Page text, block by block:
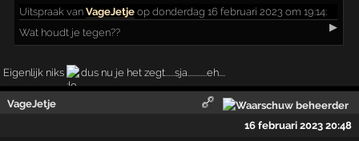
Uitspraak vanVageJetje op donderdag 16 februari 2023 om 19:14:
▶
Wat houdt je tegen??
Eigenlijk niks dus nu je het zegt......sja............eh....
VageJetje
16 februari 2023 20:48